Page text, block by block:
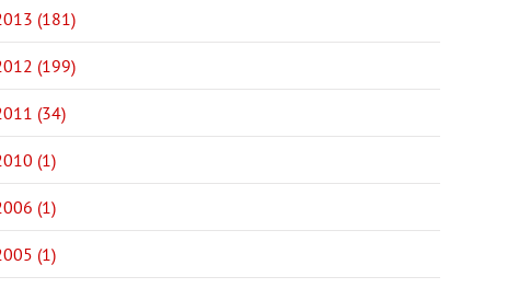
(181)
(199)
(34)
(1)
(1)
(1)